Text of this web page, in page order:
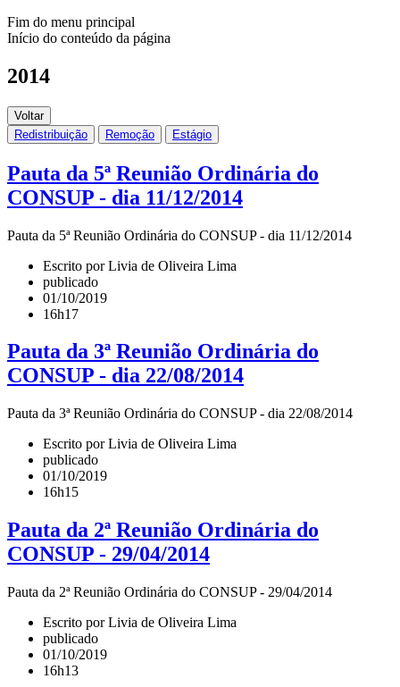
Fim do menu principal
Início do conteúdo da página
2014
Voltar
Redistribuição
Remoção Estágio
Pauta da 5ª Reunião Ordinária do
CONSUP - dia 11/12/2014
Pauta da 5ª Reunião Ordinária do CONSUP - dia 11/12/2014
Escrito por Livia de Oliveira Lima
publicado
01/10/2019
16h17
Pauta da 3ª Reunião Ordinária do
CONSUP - dia 22/08/2014
Pauta da 3ª Reunião Ordinária do CONSUP - dia 22/08/2014
Escrito por Livia de Oliveira Lima
publicado
01/10/2019
16h15
Pauta da 2ª Reunião Ordinária do
CONSUP - 29/04/2014
Pauta da 2ª Reunião Ordinária do CONSUP - 29/04/2014
Escrito por Livia de Oliveira Lima
publicado
01/10/2019
16h13